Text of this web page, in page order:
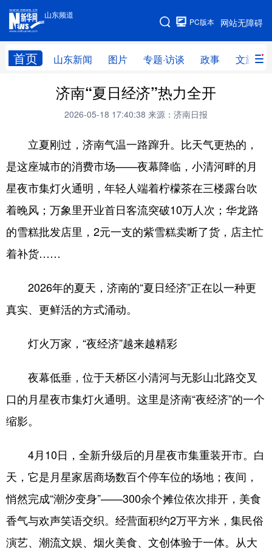
山东频道
网站无障碍
PC版本
首页 山东新闻 图片 专题·访谈 政事 文旅
手机版
网站地图
学习进行时 高层 时政
财经 网评
台湾 思客智库 全球连线 教育
科技 科普 体育 文化
健康 军事 访谈 视频
图片 中央文件 金融 汽车
会展 彩票 娱乐 时尚
亚太网 上市公司 投教基地
地方频道
文娱 融媒秀 地市 科教
健康 微视齐鲁
多语种频道
济南“夏日经济”热力全开
2026-05-18 17:40:38 来源：济南日报
立夏刚过，济南气温一路蹿升。比天气更热的，
是这座城市的消费市场——夜幕降临，小清河畔的月
星夜市集灯火通明，年轻人端着柠檬茶在三楼露台吹
着晚风；万象里开业首日客流突破10万人次；华龙路
的雪糕批发店里，2元一支的紫雪糕卖断了货，店主忙
着补货……
2026年的夏天，济南的“夏日经济”正在以一种更
真实、更鲜活的方式涌动。
灯火万家，“夜经济”越来越精彩
夜幕低垂，位于天桥区小清河与无影山北路交叉
口的月星夜市集灯火通明。这里是济南“夜经济”的一个
缩影。
4月10日，全新升级后的月星夜市集重装开市。白
天，它是月星家居商场数百个停车位的场地；夜间，
悄然完成“潮汐变身”——300余个摊位依次排开，美食
香气与欢声笑语交织。经营面积约2万平方米，集民俗
演艺、潮流文娱、烟火美食、文创体验于一体。从大